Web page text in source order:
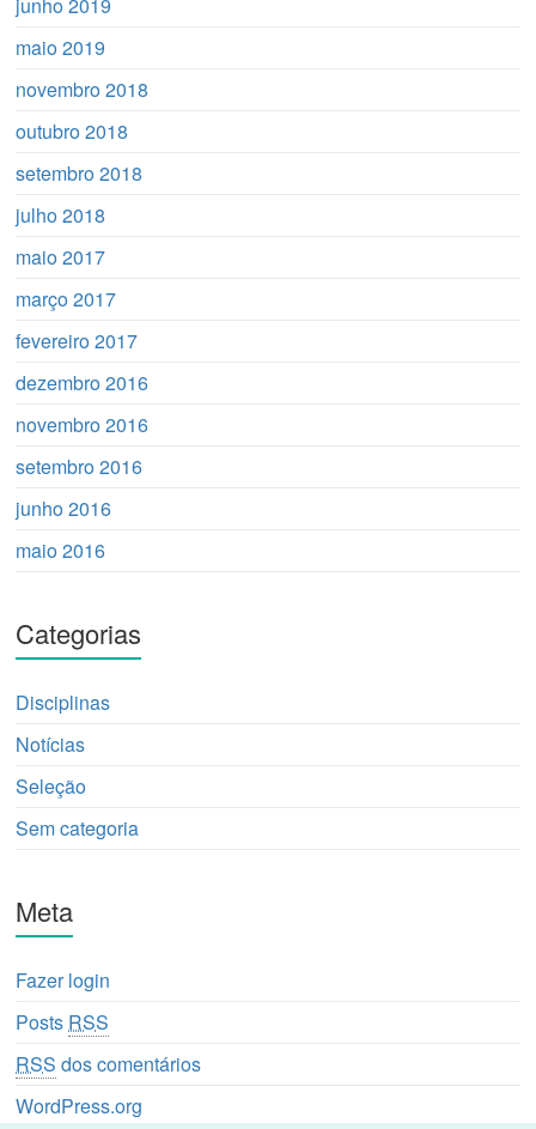
junho 2019
maio 2019
novembro 2018
outubro 2018
setembro 2018
julho 2018
maio 2017
março 2017
fevereiro 2017
dezembro 2016
novembro 2016
setembro 2016
junho 2016
maio 2016
Categorias
Disciplinas
Notícias
Seleção
Sem categoria
Meta
Fazer login
Posts RSS
RSS dos comentários
WordPress.org